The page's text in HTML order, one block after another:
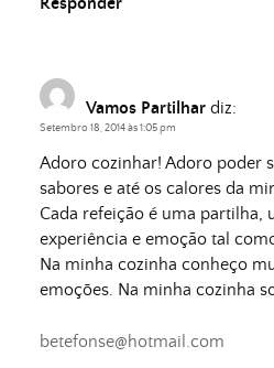
Vamos Partilhar diz:
Setembro 18, 2014 às 1:05 pm
Adoro cozinhar! Adoro poder
sabores e até os calores da
Cada refeição é uma partilha,
experiência e emoção tal
Na minha cozinha conheço
emoções. Na minha cozinha
betefonse@hotmail.com